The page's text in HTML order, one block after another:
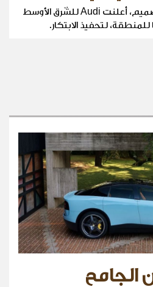
في افتتاح أسبوع دبي للتصميم، أعلنت Audi للشّرق الأوسط
لتحفيذ الابتكار.
الجامح